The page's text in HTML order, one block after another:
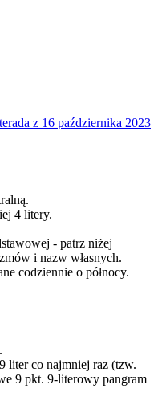
z 16 października 2023
4 litery.
- patrz niżej
i nazw własnych.
codziennie o północy.
liter co najmniej raz (tzw.
9 pkt. 9-literowy pangram